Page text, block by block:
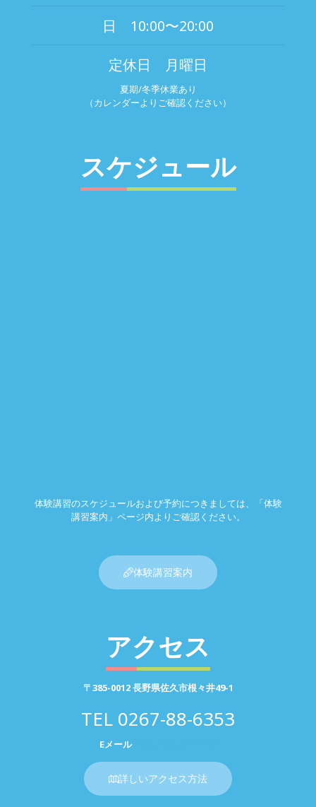
日 10:00〜20:00
定休日 月曜日
夏期/冬季休業あり
（カレンダーよりご確認ください）
スケジュール
体験講習のスケジュールおよび予約につきましては、「体験
講習案内」ページ内よりご確認ください。
体験講習案内
アクセス
〒385-0012 長野県佐久市根々井49-1
TEL 0267-88-6353
Eメール
詳しいアクセス方法